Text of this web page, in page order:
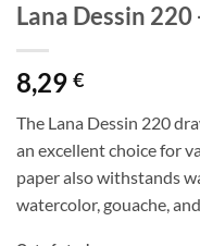
Lana Dessin
8,29 €
The Lana Dessin 220
an excellent choice for
paper also withstands
watercolor, gouache,